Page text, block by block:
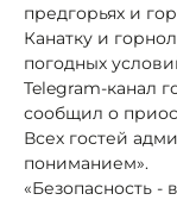
предгорьях и
Канатку и
погодных
Telegram-канал
сообщил о
Всех гостей
пониманием».
«Безопасность -